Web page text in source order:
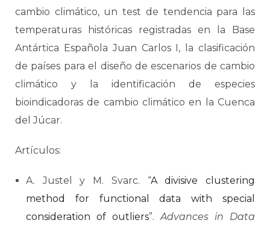
cambio climático, un test de tendencia para las
temperaturas históricas registradas en la Base
Antártica Española Juan Carlos I, la clasificación
de países para el diseño de escenarios de cambio
climático y la identificación de especies
bioindicadoras de cambio climático en la Cuenca
del Júcar.
Artículos:
A. Justel y M. Svarc. “A divisive clustering
method for functional data with special
consideration of outliers”.Advances in Data